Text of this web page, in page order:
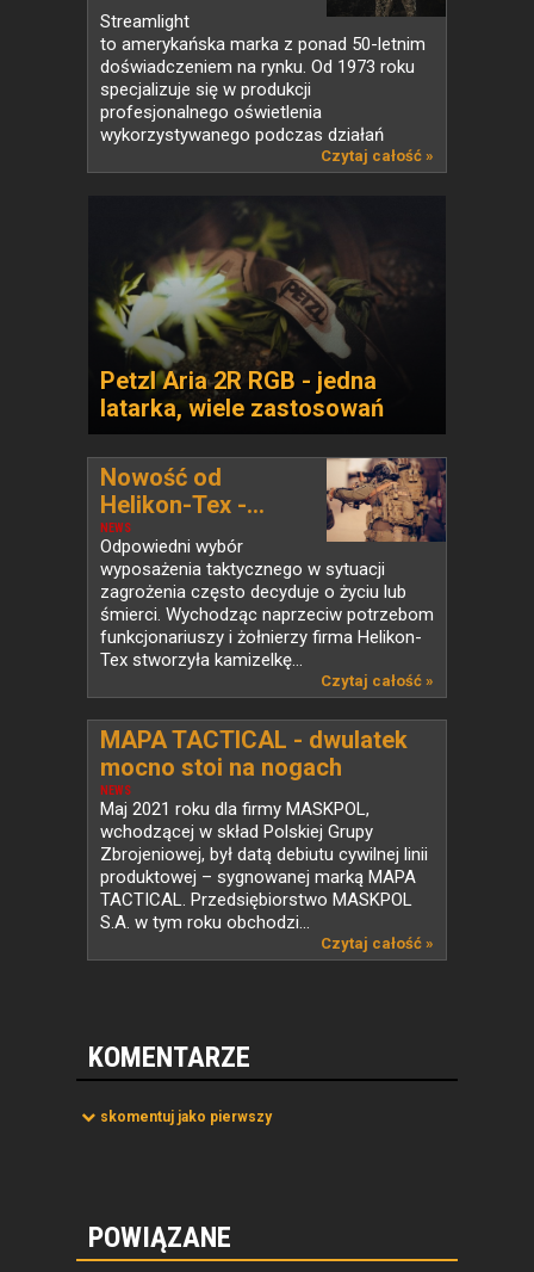
Streamlight
to amerykańska marka z ponad 50-letnim
doświadczeniem na rynku. Od 1973 roku
specjalizuje się w produkcji
profesjonalnego oświetlenia
wykorzystywanego podczas działań
Czytaj całość »
Petzl Aria 2R RGB - jedna
latarka, wiele zastosowań
NEWS
Nowość od
Helikon-Tex -...
Odpowiedni wybór
wyposażenia taktycznego w sytuacji
zagrożenia często decyduje o życiu lub
śmierci. Wychodząc naprzeciw potrzebom
funkcjonariuszy i żołnierzy firma Helikon-
Tex stworzyła kamizelkę...
Czytaj całość »
NEWS
MAPA TACTICAL - dwulatek
mocno stoi na nogach
Maj 2021 roku dla firmy MASKPOL,
wchodzącej w skład Polskiej Grupy
Zbrojeniowej, był datą debiutu cywilnej linii
produktowej – sygnowanej marką MAPA
TACTICAL. Przedsiębiorstwo MASKPOL
S.A. w tym roku obchodzi...
Czytaj całość »
KOMENTARZE
skomentuj jako pierwszy
POWIĄZANE